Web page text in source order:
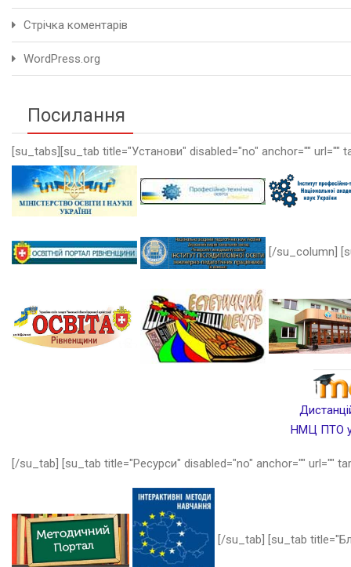
Стрічка коментарів
WordPress.org
Посилання
[su_tabs][su_tab title="Установи" disabled="no" anchor=""
[/su_column]
НМЦ ПТО у
[/su_tab] [su_tab title="Ресурси" disabled="no" anchor="" url=""
[/su_tab] [su_tab